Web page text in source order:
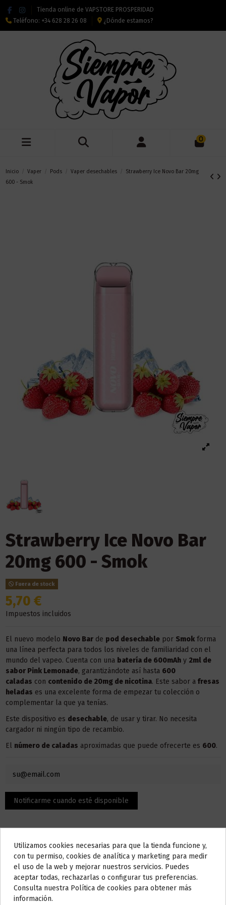
Tienda online de VAPSTORE PROSPERIDAD
Teléfono: +34 628 28 26 08 ¿Dónde estamos?
0
Inicio Vaper Pods Vaper desechables
Strawberry Ice Novo Bar 20mg
600 - Smok
Strawberry Ice Novo Bar
20mg 600 - Smok
Fuera de stock
5,70 €
Impuestos incluidos
El nuevo modelo Novo Barde pod desechablepor Smokforma
una línea perfecta para todos los niveles de familiaridad con el
mundo del vapeo. Cuenta con una batería de 600mAhy 2ml de
sabor Pink Lemonade, garantizándote así hasta 600
caladas con contenido de 20mg de nicotina. Este sabor a fresas
heladas es una excelente forma de empezar tu colección o
complementar la que ya tenías.
Este dispositivo es desechable, de usar y tirar. No necesita
cargador ni ningún tipo de recambio.
El número de caladas aproximadas que puede ofrecerte es 600.
Descripción
Do not show again.
AVISO IMPORTANTE
Nos tomamos unos días
Todos los pedidos realizados desde el
Utilizamos cookies necesarias para que la tienda funcione y,
con tu permiso, cookies de analítica y marketing para medir
el uso de la web y mejorar nuestros servicios. Puedes
aceptar todas, rechazarlas o configurar tus preferencias.
Consulta nuestra Política de cookies para obtener más
información.